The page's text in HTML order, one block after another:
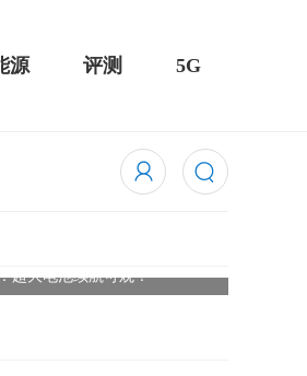
源 评测 5G
超大电池续航可观！